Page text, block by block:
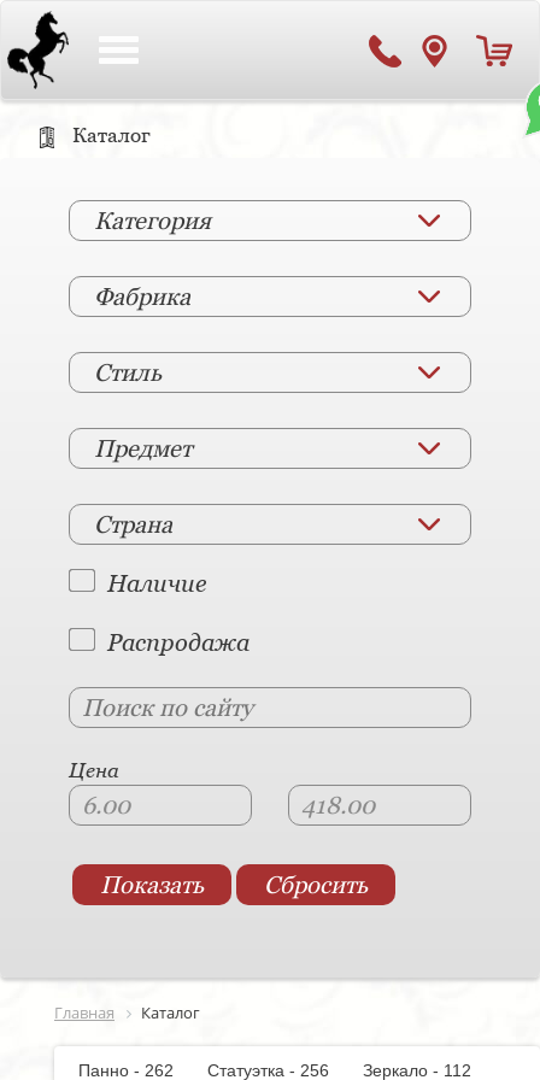
Каталог
Категория
Фабрика
Стиль
Предмет
Страна
Наличие
Распродажа
Цена
Главная Каталог
Панно - 262 Статуэтка - 256
Зеркало - 112